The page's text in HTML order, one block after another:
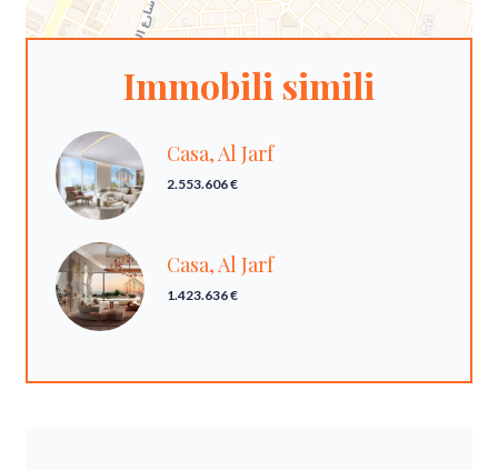
Immobili simili
Casa, Al Jarf
2.553.606 €
Casa, Al Jarf
1.423.636 €